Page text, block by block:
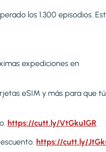
los 1.300 episodios.
expediciones en
eSIM y más para que tú
https://cutt.ly/VtGku1GR
https://cutt.ly/